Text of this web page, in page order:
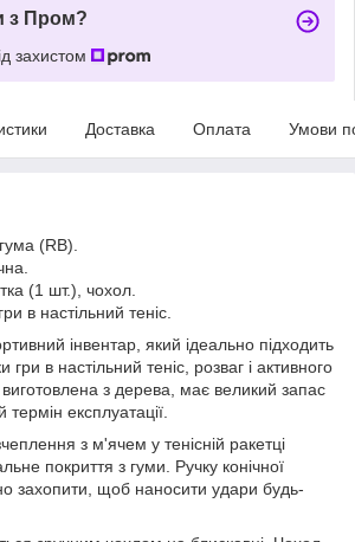
з Пром?
захистом
Доставка Оплата Умови
(RB).
(1 шт.), чохол.
в настільний теніс.
інвентар, який ідеально підходить
гри в настільний теніс, розваг і активного
виготовлена з дерева, має великий запас
термін експлуатації.
з м'ячем у тенісній ракетці
покриття з гуми. Ручку конічної
захопити, щоб наносити удари будь-